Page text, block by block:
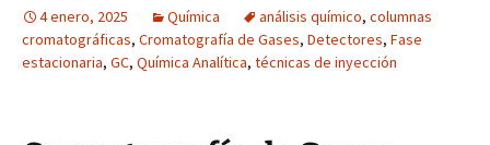
4 enero, 2025 Química análisis químico, columnas
cromatográficas, Cromatografía de Gases, Detectores, Fase
estacionaria, GC, Química Analítica, técnicas de inyección